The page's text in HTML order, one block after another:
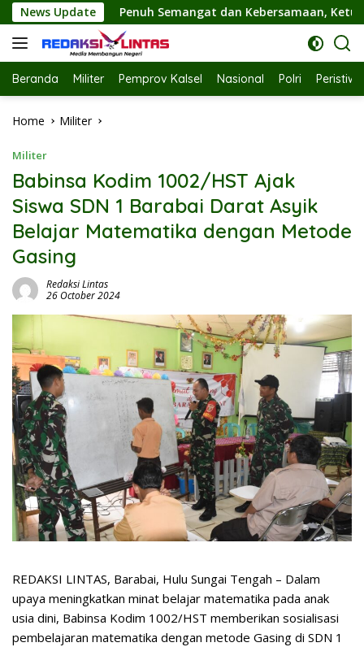
Skip
to
content
News Update
dan Kebersamaan, Ketua TP PKK Hj. Fathul Jannah
Beranda Militer Pemprov Kalsel Nasional Polri
Home Militer
Militer
Babinsa Kodim 1002/HST Ajak
Siswa SDN 1 Barabai Darat Asyik
Belajar Matematika dengan Metode
Gasing
Redaksi Lintas
26 October 2024
REDAKSI LINTAS, Barabai, Hulu Sungai Tengah – Dalam
upaya meningkatkan minat belajar matematika pada anak
usia dini, Babinsa Kodim 1002/HST memberikan sosialisasi
pembelajaran matematika dengan metode Gasing di SDN 1